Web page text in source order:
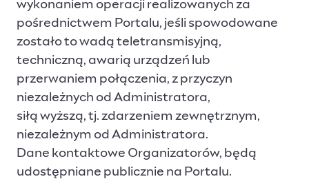
wykonaniem operacji realizowanych za
pośrednictwem Portalu, jeśli spowodowane
zostało to wadą teletransmisyjną,
techniczną, awarią urządzeń lub
przerwaniem połączenia, z przyczyn
niezależnych od Administratora,
siłą wyższą, tj. zdarzeniem zewnętrznym,
niezależnym od Administratora.
Dane kontaktowe Organizatorów, będą
udostępniane publicznie na Portalu.